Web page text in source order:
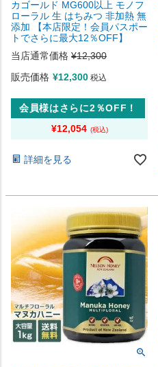
カゴールド MG600以上 モノフ
ローラル 生 はちみつ 非加熱 無
添加 【本店限定！会員パスポー
トでさらに最大12％OFF】
当店通常価格 ¥12,300
販売価格 ¥12,300 税込
会員様はさらに2％OFF！
¥12,054
詳細を見る